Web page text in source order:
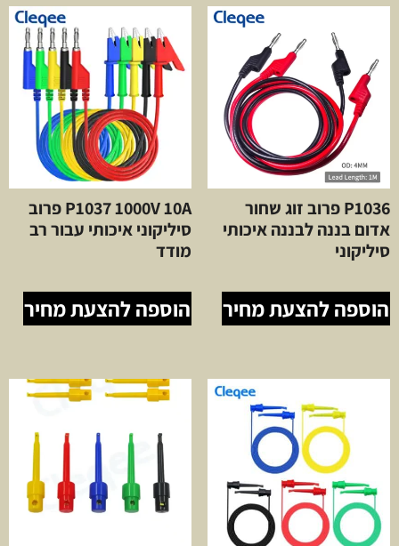
P1036 פרוב זוג שחור
אדום בננה לבננה איכותי
סיליקוני
הוספה להצעת מחיר
P1037 1000V 10A פרוב
סיליקוני איכותי עבור רב
מודד
הוספה להצעת מחיר